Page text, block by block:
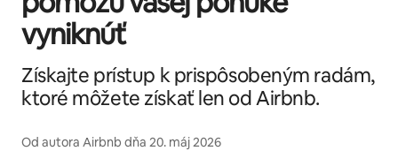
vyniknúť
Získajte prístup k prispôsobeným radám,
ktoré môžete získať len od Airbnb.
Od autora Airbnb dňa 20. máj 2026